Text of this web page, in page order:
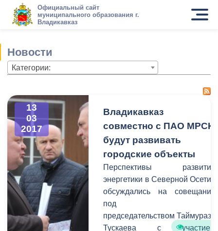
Официальный сайт
муниципального образования г.
Владикавказ
Новости
Категории:
13
03
2017
Владикавказ
совместно с ПАО МРСК
будут развивать
городские объекты
Перспективы развития
энергетики в Северной Осетии
обсуждались на совещании
под
председательством Таймураза
Тускаева с участием